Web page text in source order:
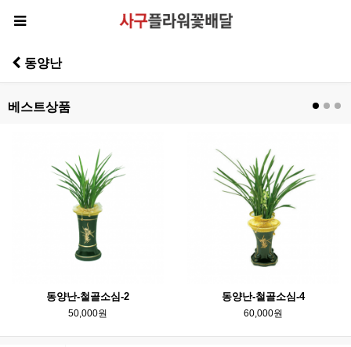
동양난
베스트상품
동양난-철골소심-2
50,000원
동양난-철골소심-4
60,000원